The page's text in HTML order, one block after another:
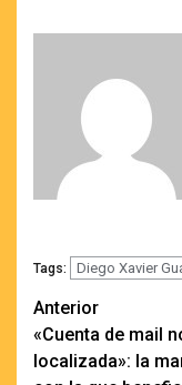
Tags: Diego Xavier
de
Anterior
«Cuenta de mail
localizada»: la